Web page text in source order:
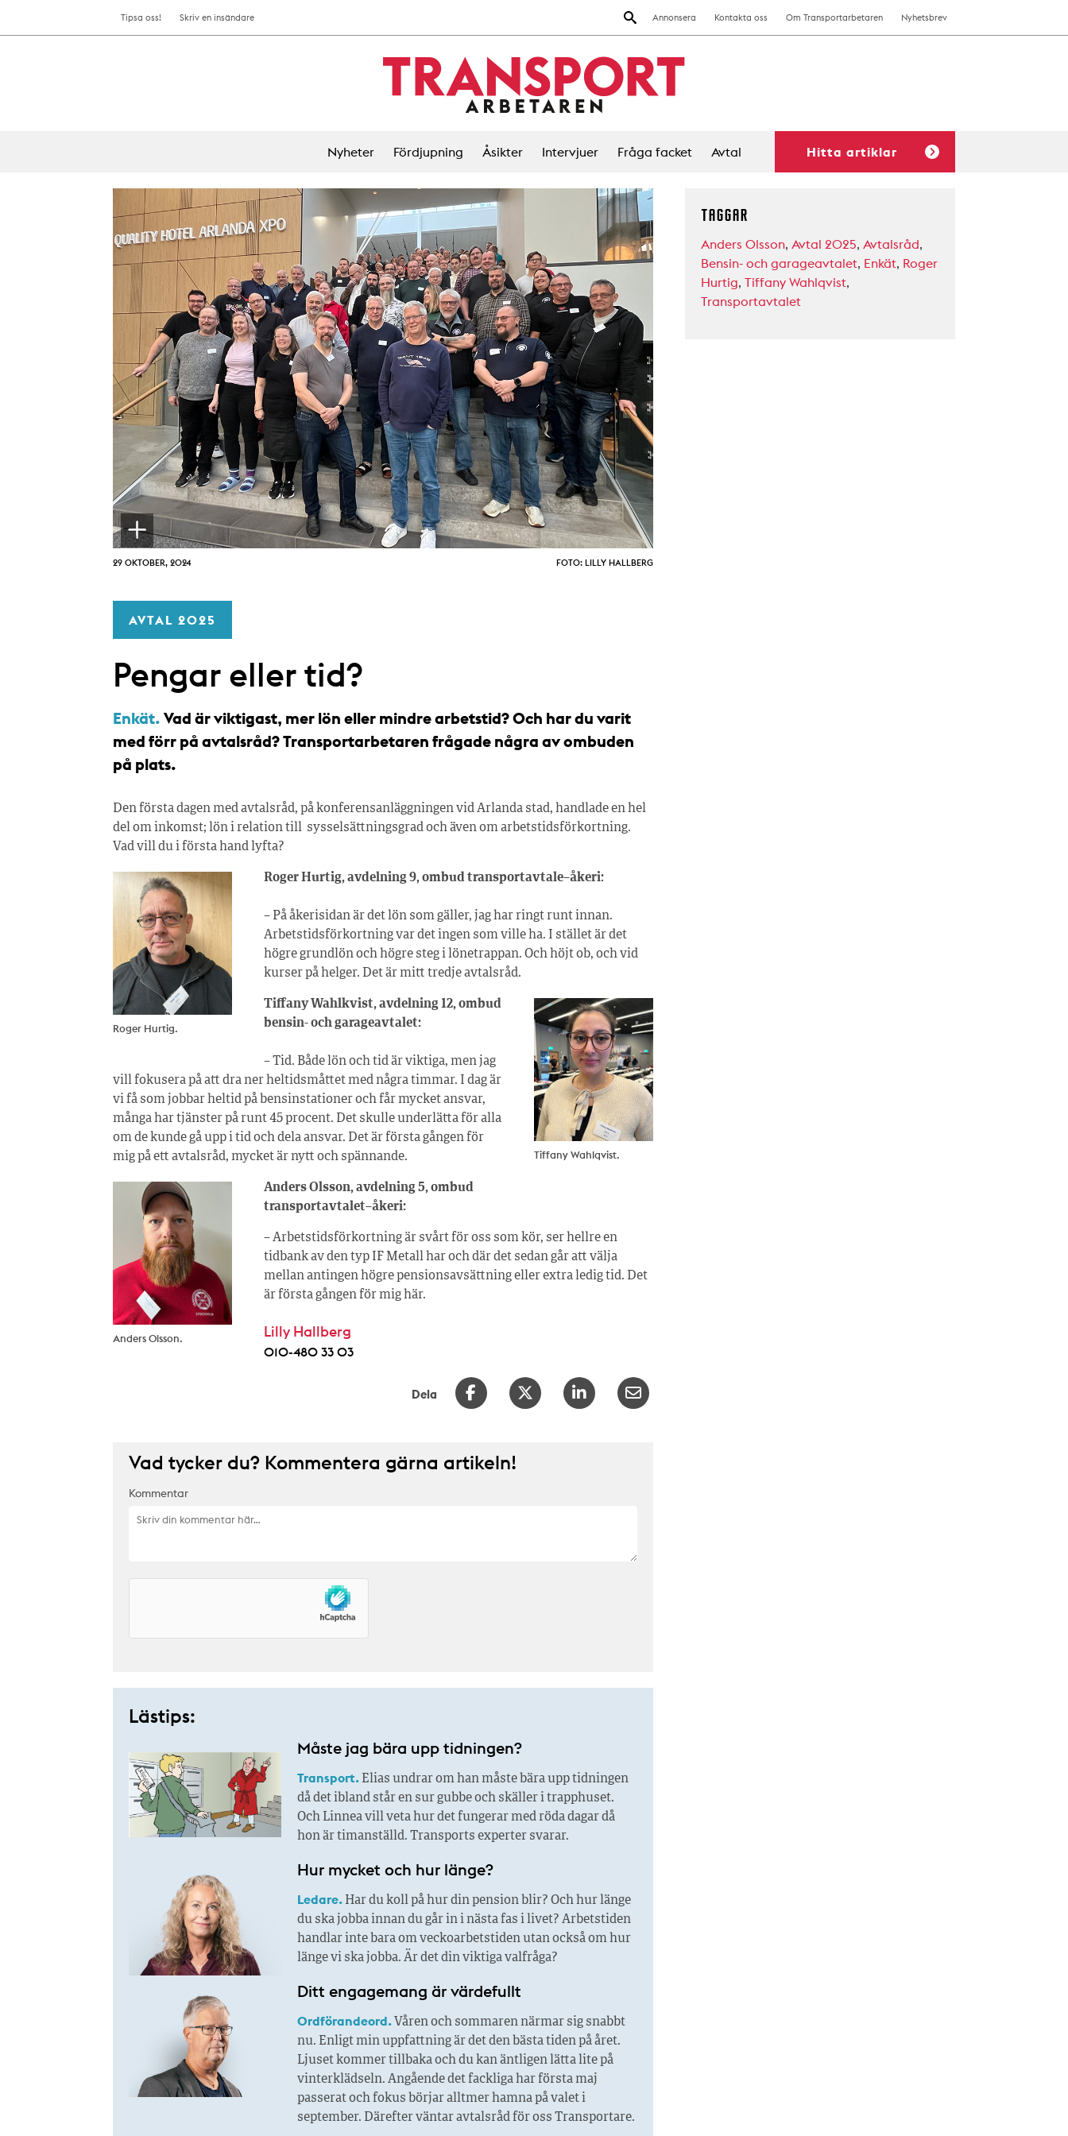
Annonsera Kontakta oss Om Transportarbetaren Nyhetsbrev
Tipsa oss! Skriv en insändare
Nyheter Fördjupning Åsikter Intervjuer Fråga facket Avtal Hitta artiklar
29 OKTOBER, 2024 FOTO: LILLY HALLBERG
AVTAL 2025
Pengar eller tid?
Enkät. Vad är viktigast, mer lön eller mindre arbetstid? Och har du varit
med förr på avtalsråd? Transportarbetaren frågade några av ombuden
på plats.
Den första dagen med avtalsråd, på konferensanläggningen vid Arlanda stad, handlade en hel
del om inkomst; lön i relation till sysselsättningsgrad och även om arbetstidsförkortning.
Vad vill du i första hand lyfta?
Roger Hurtig.
Roger Hurtig, avdelning 9, ombud transportavtale–åkeri:
– På åkerisidan är det lön som gäller, jag har ringt runt innan.
Arbetstidsförkortning var det ingen som ville ha. I stället är det
högre grundlön och högre steg i lönetrappan. Och höjt ob, och vid
kurser på helger. Det är mitt tredje avtalsråd.
Tiffany Wahlqvist.
Tiffany Wahlkvist, avdelning 12, ombud
bensin- och garageavtalet:
– Tid. Både lön och tid är viktiga, men jag
vill fokusera på att dra ner heltidsmåttet med några timmar. I dag är
vi få som jobbar heltid på bensinstationer och får mycket ansvar,
många har tjänster på runt 45 procent. Det skulle underlätta för alla
om de kunde gå upp i tid och dela ansvar. Det är första gången för
mig på ett avtalsråd, mycket är nytt och spännande.
Anders Olsson.
Anders Olsson, avdelning 5, ombud
transportavtalet–åkeri:
– Arbetstidsförkortning är svårt för oss som kör, ser hellre en
tidbank av den typ IF Metall har och där det sedan går att välja
mellan antingen högre pensionsavsättning eller extra ledig tid. Det
är första gången för mig här.
Lilly Hallberg
010-480 33 03
Dela
Vad tycker du? Kommentera gärna artikeln!
Kommentar
Lästips:
Måste jag bära upp tidningen?
Transport.Elias undrar om han måste bära upp tidningen
då det ibland står en sur gubbe och skäller i trapphuset.
Och Linnea vill veta hur det fungerar med röda dagar då
hon är timanställd. Transports experter svarar.
Hur mycket och hur länge?
Ledare.Har du koll på hur din pension blir? Och hur länge
du ska jobba innan du går in i nästa fas i livet? Arbetstiden
handlar inte bara om veckoarbetstiden utan också om hur
länge vi ska jobba. Är det din viktiga valfråga?
Ditt engagemang är värdefullt
Ordförandeord.Våren och sommaren närmar sig snabbt
nu. Enligt min uppfattning är det den bästa tiden på året.
Ljuset kommer tillbaka och du kan äntligen lätta lite på
vinterklädseln. Angående det fackliga har första maj
passerat och fokus börjar alltmer hamna på valet i
september. Därefter väntar avtalsråd för oss Transportare.
TAGGAR
Anders Olsson, Avtal 2025, Avtalsråd,
Bensin- och garageavtalet, Enkät, Roger
Hurtig, Tiffany Wahlqvist,
Transportavtalet